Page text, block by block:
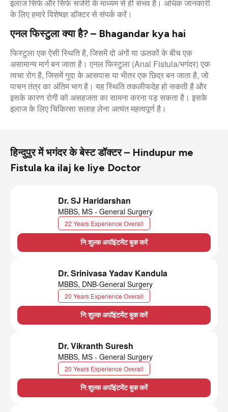
इलाज सिर्फ और सिर्फ सर्जरी के माध्यम से ही संभव है। अधिक जानकारी
के लिए हमारे विशेषज्ञ डॉक्टर से संपर्क करें।
एनल फिस्टुला क्या है? – Bhagandar kya hai
फिस्टुला एक ऐसी स्थिति है, जिसमें दो अंगों या ऊतकों के बीच एक
असामान्य मार्ग बन जाता है। एनल फिस्टुला (Anal Fistula/भगंदर) एक
त्वचा रोग है, जिसमें गुदा के आसपास या भीतर एक छिद्र बन जाता है, जो
पाचन तंत्र का अंतिम भाग है। यह स्थिति तकलीफदेह हो सकती है और
इसके कारण रोगी को असहजता का सामना करना पड़ सकता है। इसके
इलाज के लिए चिकित्सा सलाह लेना अत्यंत महत्वपूर्ण है।
हिन्दुपुर में भगंदर के बेस्ट डॉक्टर – Hindupur me
Fistula ka ilaj ke liye Doctor
Dr. SJ Haridarshan
MBBS, MS - General Surgery
22 Years Experience Overall
नि:शुल्क अपॉइंटमेंट बुक करें
Dr. Srinivasa Yadav Kandula
MBBS, DNB-General Surgery
20 Years Experience Overall
नि:शुल्क अपॉइंटमेंट बुक करें
Dr. Vikranth Suresh
MBBS, MS - General Surgery
20 Years Experience Overall
नि:शुल्क अपॉइंटमेंट बुक करें